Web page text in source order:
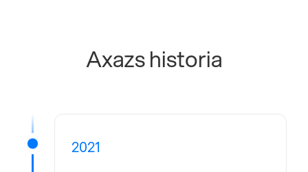
Axazs historia
2021